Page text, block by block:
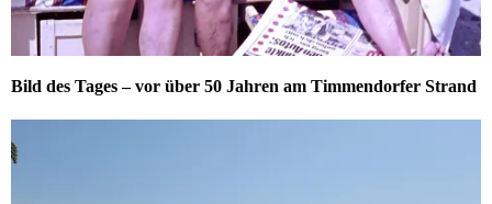
Bild des Tages – vor über 50 Jahren am Timmendorfer Strand